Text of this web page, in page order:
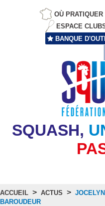
OÙ PRATIQUER
ESPACE
BANQUE
SQUASH,
ACCUEIL > ACTUS >
BAROUDEUR